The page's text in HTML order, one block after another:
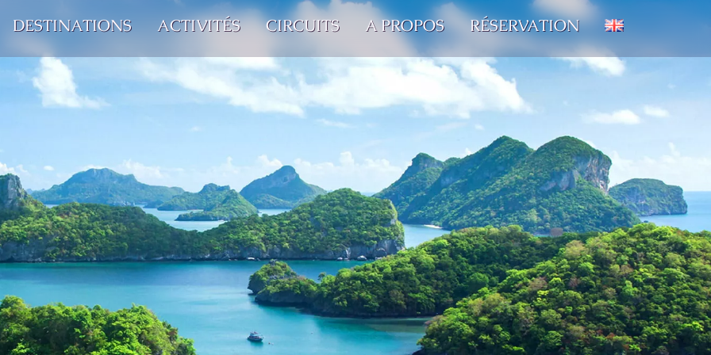
DESTINATIONS ACTIVITÉS CIRCUITS A PROPOS RÉSERVATION